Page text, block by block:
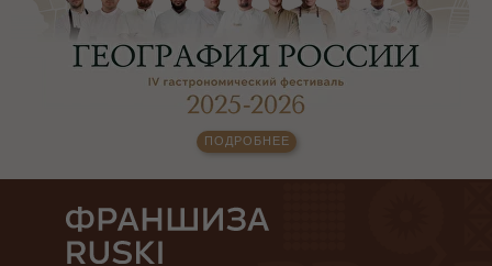
ПОДРОБНЕЕ
современный ресторанный
бренд, вдохновлённый
культурой и традициями
России.